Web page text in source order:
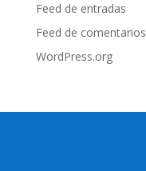
Feed de entradas
Feed de comentarios
WordPress.org